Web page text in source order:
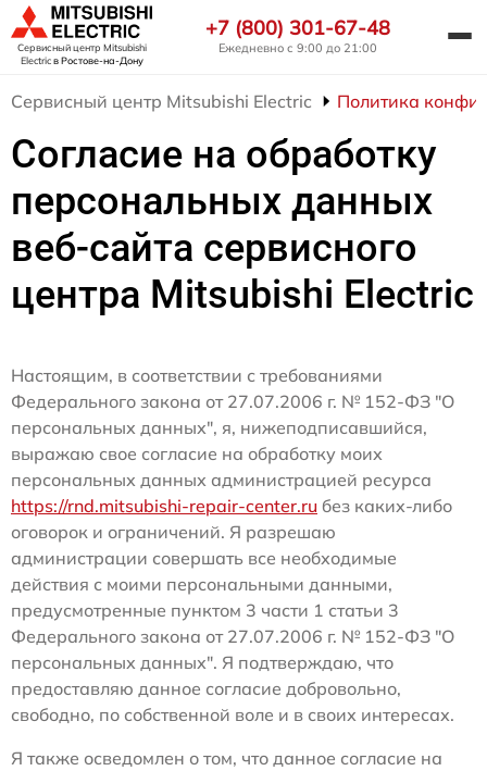
Сервисный центр Mitsubishi
Electricв Ростове-на-Дону
+7 (800) 301-67-48
Ежедневно с 9:00 до 21:00
Сервисный центр Mitsubishi Electric Политика
Согласие на обработку
персональных данных
веб-сайта сервисного
центра Mitsubishi Electric
Настоящим, в соответствии с требованиями
Федерального закона от 27.07.2006 г. № 152-ФЗ "О
персональных данных", я, нижеподписавшийся,
выражаю свое согласие на обработку моих
персональных данных администрацией ресурса
https://rnd.mitsubishi-repair-center.ru без каких-либо
оговорок и ограничений. Я разрешаю
администрации совершать все необходимые
действия с моими персональными данными,
предусмотренные пунктом 3 части 1 статьи 3
Федерального закона от 27.07.2006 г. № 152-ФЗ "О
персональных данных". Я подтверждаю, что
предоставляю данное согласие добровольно,
свободно, по собственной воле и в своих интересах.
Я также осведомлен о том, что данное согласие на